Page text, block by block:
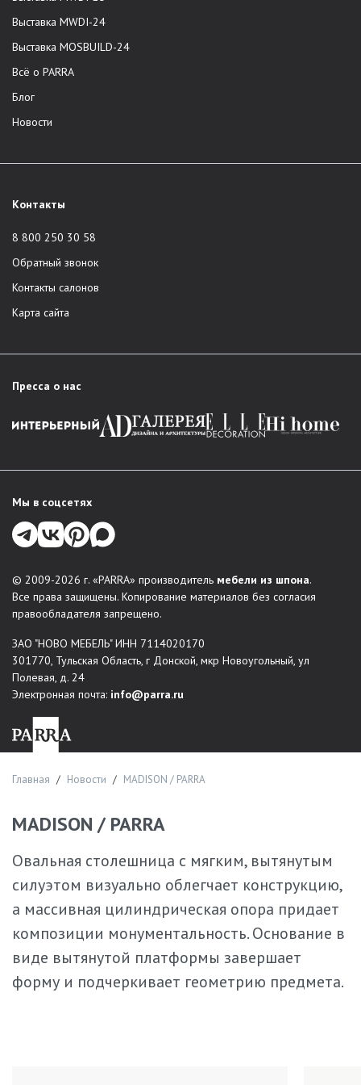
компания не задействует третьих лиц.
Корпоративная служба сервиса.
Профессиональная сборка и доставка в один день.
Возможность приобретения мебели по
индивидуальному проекту клиента.
Срок гарантии составляет 2 года на любое изделие.
модули, мебельные комбинации для зонирования
пространства.
места отдыха и хранения вещей.
входной зоны: обувницы, вешалки, шкафы-купе,
консоли.
Системы хранения
Мягкая мебель
Индивидуальные проекты
: по желанию заказчика
можно создать мебель по индивидуальным размерам.
решения.
Приобрести изделия из дерева и шпона можно в любое
клиента, предлагаем варианты мебели PARRA или
разрабатываем персональный проект.
Утверждение модели. Согласовываем материалы,
габариты, дизайн, сроки, стоимость.
Оформление договора.
Производство с соблюдением технологических норм.
Доставка, монтаж. Организуем транспортировку и
установку мебели.
Выставка MWDI-24
Выставка MOSBUILD-24
Всё о PARRA
Блог
Новости
Контакты
8 800 250 30 58
Обратный звонок
Контакты салонов
Карта сайта
Пресса о нас
Мы в соцсетях
© 2009-2026 г. «PARRA» производитель мебели из шпона.
Все права защищены. Копирование материалов без согласия
правообладателя запрещено.
ЗАО "НОВО МЕБЕЛЬ" ИНН 7114020170
301770, Тульская Область, г Донской, мкр Новоугольный, ул
Полевая, д. 24
Электронная почта: info@parra.ru
Главная Новости MADISON / PARRA
MADISON / PARRA
Овальная столешница с мягким, вытянутым
силуэтом визуально облегчает конструкцию,
а массивная цилиндрическая опора придает
композиции монументальность. Основание в
виде вытянутой платформы завершает
форму и подчеркивает геометрию предмета.